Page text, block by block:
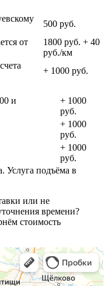
500 руб.
от
1800 руб. + 40
руб./км
+ 1000 руб.
и
+ 1000
руб.
+ 1000
руб.
+ 1000
руб.
Услуга подъёма в
или не
времени?
стоимость